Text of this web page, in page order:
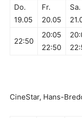
Do.
19.05
Fr.
20.05
Sa.
22:50
20:05
22:50
CineStar, Hans-